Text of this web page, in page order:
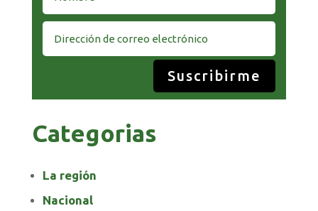
Suscribirme
Categorias
La región
Nacional